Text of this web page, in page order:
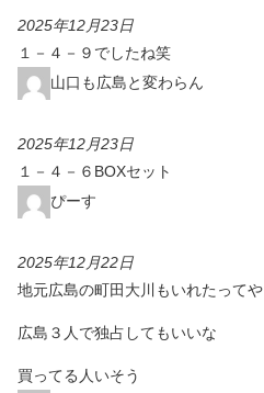
2025年12月23日
１－４－９でしたね笑
山口も広島と変わらん
2025年12月23日
１－４－６BOXセット
ぴーす
2025年12月22日
地元広島の町田大川もいれたってや
広島３人で独占してもいいな
買ってる人いそう